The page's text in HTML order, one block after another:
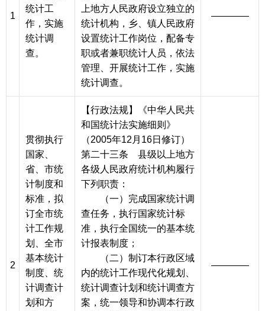
1
统计工
作，实施
统计调
查。
上地方人民政府设立独立的
统计机构，乡、镇人民政府
设置统计工作岗位，配备专
职或者兼职统计人员，依法
管理、开展统计工作，实施
统计调查。
————
2
贯彻执行
国家、
省、市统
计制度和
标准，拟
订全市统
计工作规
划、全市
基本统计
制度、统
计调查计
划和方
【行政法规】《中华人民共
和国统计法实施细则》
（2005年12月16日修订）
第二十三条 县级以上地方
各级人民政府统计机构履行
下列职责：
（一）完成国家统计调
查任务，执行国家统计标
准，执行全国统一的基本统
计报表制度；
（二）制订本行政区域
内的统计工作现代化规划、
统计调查计划和统计调查方
案，统一领导和协调本行政
————